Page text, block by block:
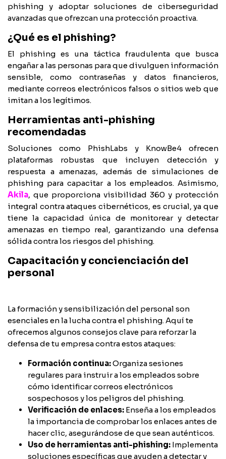
phishing y adoptar soluciones de ciberseguridad
avanzadas que ofrezcan una protección proactiva.
¿Qué es el phishing?
El phishing es una táctica fraudulenta que busca
engañar a las personas para que divulguen información
sensible, como contraseñas y datos financieros,
mediante correos electrónicos falsos o sitios web que
imitan a los legítimos.
Herramientas anti-phishing
recomendadas
Soluciones como PhishLabs y KnowBe4 ofrecen
plataformas robustas que incluyen detección y
respuesta a amenazas, además de simulaciones de
phishing para capacitar a los empleados. Asimismo,
Akila, que proporciona visibilidad 360 y protección
integral contra ataques cibernéticos, es crucial, ya que
tiene la capacidad única de monitorear y detectar
amenazas en tiempo real, garantizando una defensa
sólida contra los riesgos del phishing.
Capacitación y concienciación del
personal
La formación y sensibilización del personal son
esenciales en la lucha contra el phishing. Aquí te
ofrecemos algunos consejos clave para reforzar la
defensa de tu empresa contra estos ataques:
Formación continua:Organiza sesiones
regulares para instruir a los empleados sobre
cómo identificar correos electrónicos
sospechosos y los peligros del phishing.
Verificación de enlaces: Enseña a los empleados
la importancia de comprobar los enlaces antes de
hacer clic, asegurándose de que sean auténticos.
Uso de herramientas anti-phishing: Implementa
soluciones específicas que ayuden a detectar y